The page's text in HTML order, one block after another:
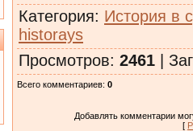
Категория: История в
historays
Просмотров: 2461 |
Всего комментариев: 0
Добавлять комментарии
[